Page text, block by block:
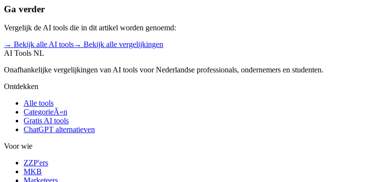
Ga verder
Vergelijk de AI tools die in dit artikel worden genoemd:
→ Bekijk alle AI tools→ Bekijk alle vergelijkingen
AI Tools NL
Onafhankelijke vergelijkingen van AI tools voor Nederlandse professionals, ondernemers en studenten.
Ontdekken
Alle tools
CategorieÃ«n
Gratis AI tools
ChatGPT alternatieven
Voor wie
ZZP'ers
MKB